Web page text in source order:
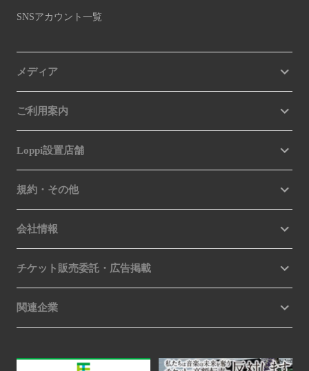
SNSアカウント一覧
メディア
ご利用案内
Loppi設置店舗
規約・その他
会社情報
チケット販売委託・広告掲載
関連企業